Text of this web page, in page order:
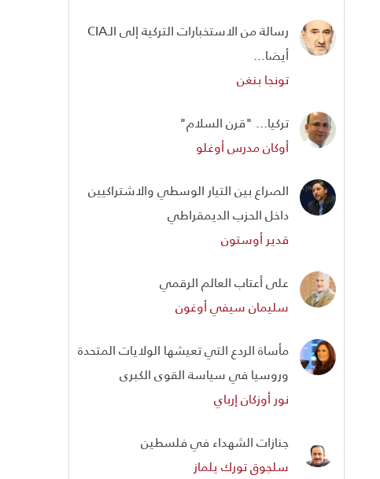
رسالة من الاستخبارات التركية إلى الـCIA
أيضا...
تونجا بنغن
تركيا... "قرن السلام"
أوكان مدرس أوغلو
الصراع بين التيار الوسطي والاشتراكيين
داخل الحزب الديمقراطي
قدير أوستون
على أعتاب العالم الرقمي
سليمان سيفي أوغون
مأساة الردع التي تعيشها الولايات المتحدة
وروسيا في سياسة القوى الكبرى
نور أوزكان إرباي
جنازات الشهداء في فلسطين
سلجوق تورك يلماز